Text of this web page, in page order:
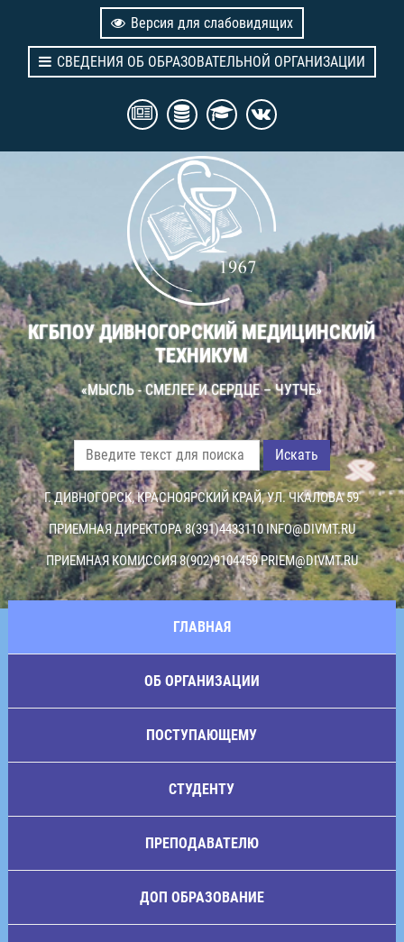
Версия для слабовидящих
СВЕДЕНИЯ ОБ ОБРАЗОВАТЕЛЬНОЙ ОРГАНИЗАЦИИ
КГБПОУ ДИВНОГОРСКИЙ МЕДИЦИНСКИЙ
ТЕХНИКУМ
«МЫСЛЬ - СМЕЛЕЕ И СЕРДЦЕ – ЧУТЧЕ»
Искать
Г. ДИВНОГОРСК, КРАСНОЯРСКИЙ КРАЙ, УЛ. ЧКАЛОВА 59
ПРИЕМНАЯ ДИРЕКТОРА 8(391)4433110INFO@DIVMT.RU
ПРИЕМНАЯ КОМИССИЯ 8(902)9104459PRIEM@DIVMT.RU
ГЛАВНАЯ
ОБ ОРГАНИЗАЦИИ
ПОСТУПАЮЩЕМУ
СТУДЕНТУ
ПРЕПОДАВАТЕЛЮ
ДОП ОБРАЗОВАНИЕ